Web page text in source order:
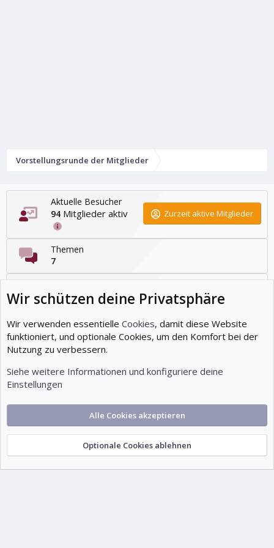
Vorstellungsrunde der Mitglieder
Aktuelle Besucher
94 Mitglieder aktiv Zurzeit aktive Mitglieder
Themen
7
12
Mitglieder
19
Neuestes Mitglied
Nutzungsbedingungen
Datenschutz
Hilfe und Impressum
Start
R
S
S
© 1999-2026 tutorials.de – Wissen. Gemeinsam.Community platform by XenForo
2010-2026 XenForo Ltd.
Wir schützen deine Privatsphäre
Wir verwenden essentielle Cookies, damit diese Website
funktioniert, und optionale Cookies, um den Komfort bei der
Nutzung zu verbessern.
Siehe weitere Informationen und konfiguriere deine
Einstellungen
Alle Cookies akzeptieren
Optionale Cookies ablehnen